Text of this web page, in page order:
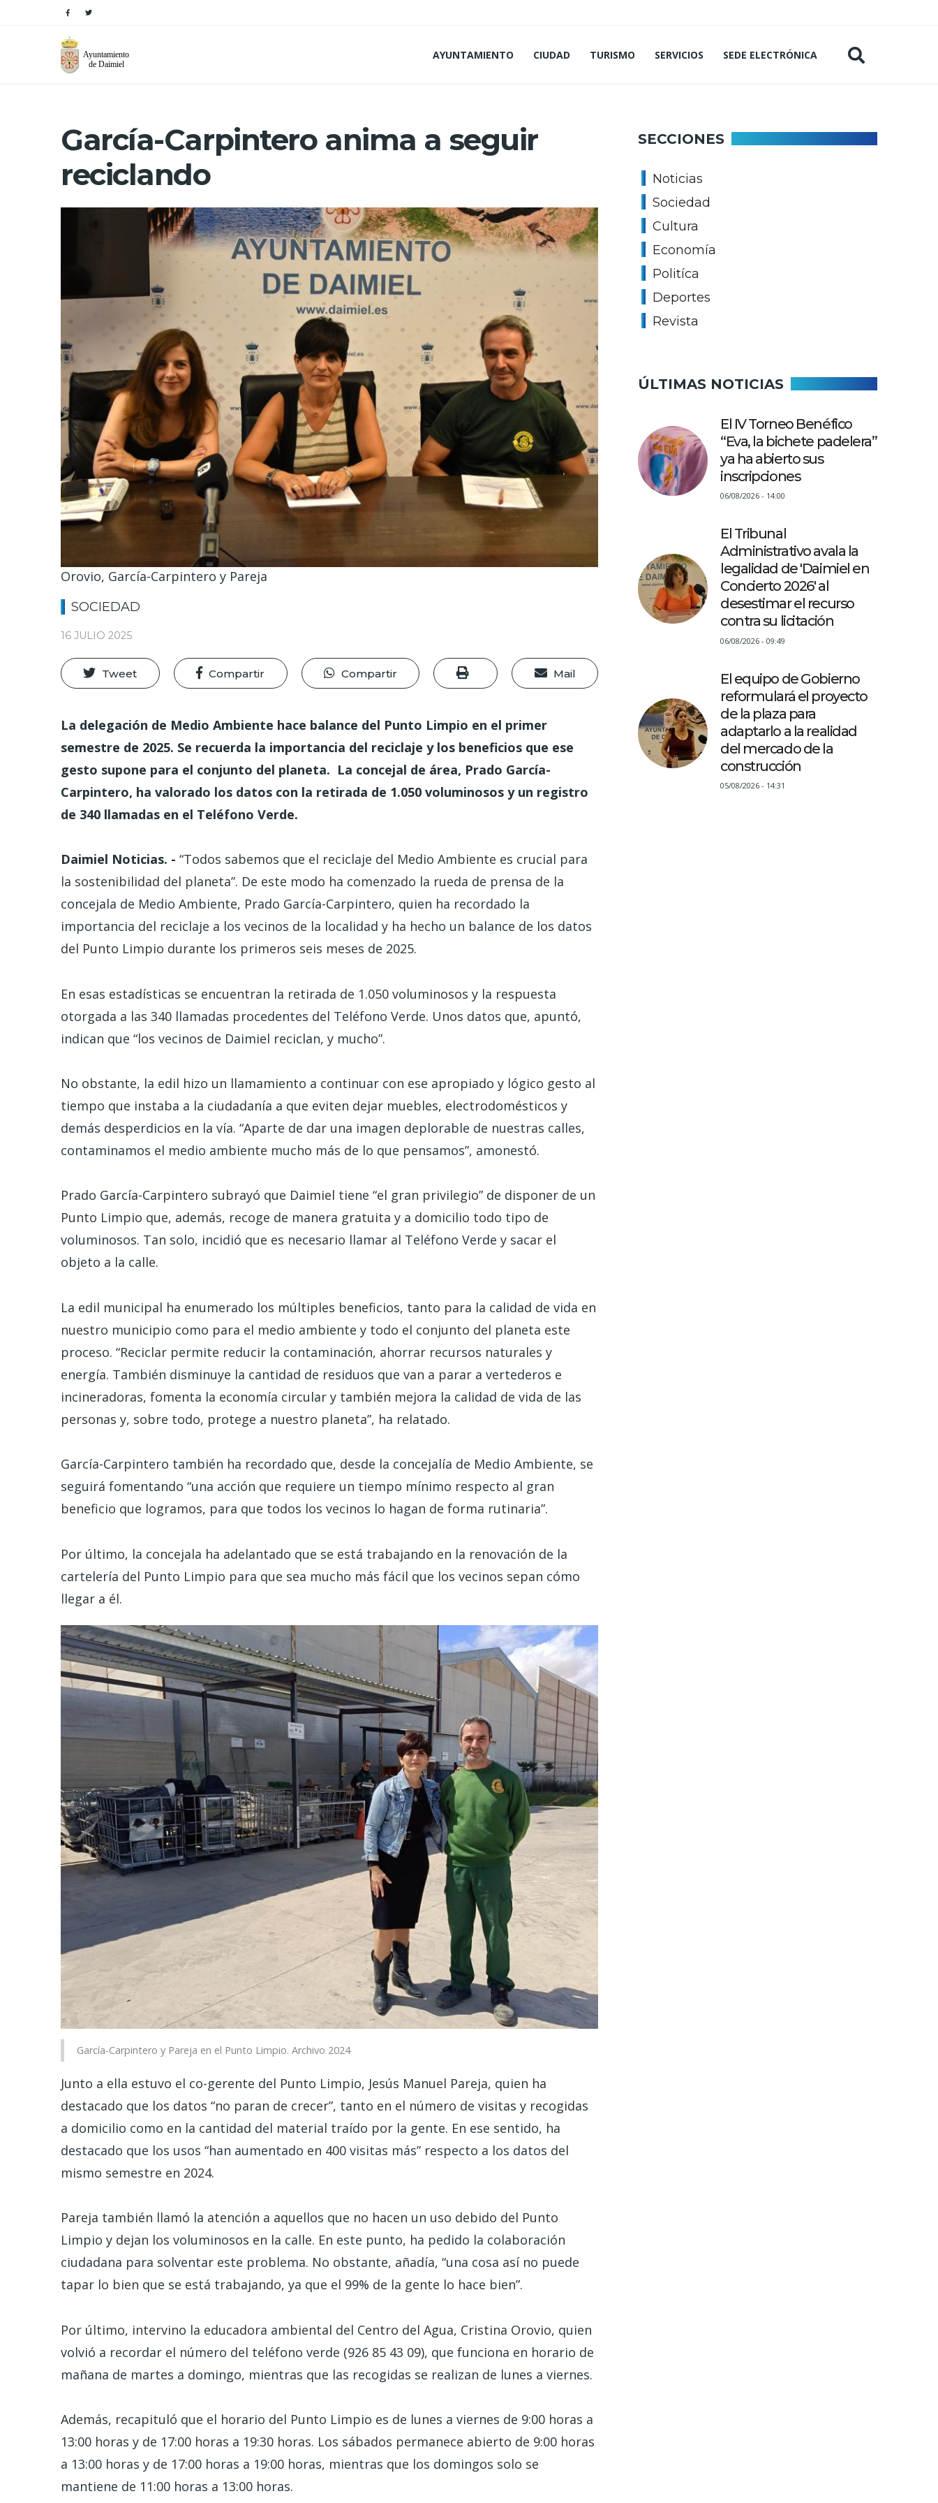
AYUNTAMIENTO CIUDAD TURISMO SERVICIOS SEDE ELECTRÓNICA
García-Carpintero anima a seguir
reciclando
Orovio, García-Carpintero y Pareja
SOCIEDAD
16 JULIO 2025
Tweet Compartir Compartir Mail
La delegación de Medio Ambiente hace balance del Punto Limpio en el primer
semestre de 2025. Se recuerda la importancia del reciclaje y los beneficios que ese
gesto supone para el conjunto del planeta. La concejal de área, Prado García-
Carpintero, ha valorado los datos con la retirada de 1.050 voluminosos y un registro
de 340 llamadas en el Teléfono Verde.
Daimiel Noticias. - “Todos sabemos que el reciclaje del Medio Ambiente es crucial para
la sostenibilidad del planeta”. De este modo ha comenzado la rueda de prensa de la
concejala de Medio Ambiente, Prado García-Carpintero, quien ha recordado la
importancia del reciclaje a los vecinos de la localidad y ha hecho un balance de los datos
del Punto Limpio durante los primeros seis meses de 2025.
En esas estadísticas se encuentran la retirada de 1.050 voluminosos y la respuesta
otorgada a las 340 llamadas procedentes del Teléfono Verde. Unos datos que, apuntó,
indican que “los vecinos de Daimiel reciclan, y mucho”.
No obstante, la edil hizo un llamamiento a continuar con ese apropiado y lógico gesto al
tiempo que instaba a la ciudadanía a que eviten dejar muebles, electrodomésticos y
demás desperdicios en la vía. “Aparte de dar una imagen deplorable de nuestras calles,
contaminamos el medio ambiente mucho más de lo que pensamos”, amonestó.
Prado García-Carpintero subrayó que Daimiel tiene “el gran privilegio” de disponer de un
Punto Limpio que, además, recoge de manera gratuita y a domicilio todo tipo de
voluminosos. Tan solo, incidió que es necesario llamar al Teléfono Verde y sacar el
objeto a la calle.
La edil municipal ha enumerado los múltiples beneficios, tanto para la calidad de vida en
nuestro municipio como para el medio ambiente y todo el conjunto del planeta este
proceso. “Reciclar permite reducir la contaminación, ahorrar recursos naturales y
energía. También disminuye la cantidad de residuos que van a parar a vertederos e
incineradoras, fomenta la economía circular y también mejora la calidad de vida de las
personas y, sobre todo, protege a nuestro planeta”, ha relatado.
García-Carpintero también ha recordado que, desde la concejalía de Medio Ambiente, se
seguirá fomentando “una acción que requiere un tiempo mínimo respecto al gran
beneficio que logramos, para que todos los vecinos lo hagan de forma rutinaria”.
Por último, la concejala ha adelantado que se está trabajando en la renovación de la
cartelería del Punto Limpio para que sea mucho más fácil que los vecinos sepan cómo
llegar a él.
García-Carpintero y Pareja en el Punto Limpio. Archivo 2024
Junto a ella estuvo el co-gerente del Punto Limpio, Jesús Manuel Pareja, quien ha
destacado que los datos “no paran de crecer”, tanto en el número de visitas y recogidas
a domicilio como en la cantidad del material traído por la gente. En ese sentido, ha
destacado que los usos “han aumentado en 400 visitas más” respecto a los datos del
mismo semestre en 2024.
Pareja también llamó la atención a aquellos que no hacen un uso debido del Punto
Limpio y dejan los voluminosos en la calle. En este punto, ha pedido la colaboración
ciudadana para solventar este problema. No obstante, añadía, “una cosa así no puede
tapar lo bien que se está trabajando, ya que el 99% de la gente lo hace bien”.
Por último, intervino la educadora ambiental del Centro del Agua, Cristina Orovio, quien
volvió a recordar el número del teléfono verde (926 85 43 09), que funciona en horario de
mañana de martes a domingo, mientras que las recogidas se realizan de lunes a viernes.
Además, recapituló que el horario del Punto Limpio es de lunes a viernes de 9:00 horas a
13:00 horas y de 17:00 horas a 19:30 horas. Los sábados permanece abierto de 9:00 horas
a 13:00 horas y de 17:00 horas a 19:00 horas, mientras que los domingos solo se
mantiene de 11:00 horas a 13:00 horas.
SECCIONES
Noticias
Sociedad
Cultura
Economía
Politíca
Deportes
Revista
ÚLTIMAS NOTICIAS
El IV Torneo Benéfico
“Eva, la bichete padelera”
ya ha abierto sus
inscripciones
06/08/2026 - 14:00
El Tribunal
Administrativo avala la
legalidad de 'Daimiel en
Concierto 2026' al
desestimar el recurso
contra su licitación
06/08/2026 - 09:49
El equipo de Gobierno
reformulará el proyecto
de la plaza para
adaptarlo a la realidad
del mercado de la
construcción
05/08/2026 - 14:31